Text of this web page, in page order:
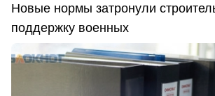
Новые нормы затронули
поддержку военных